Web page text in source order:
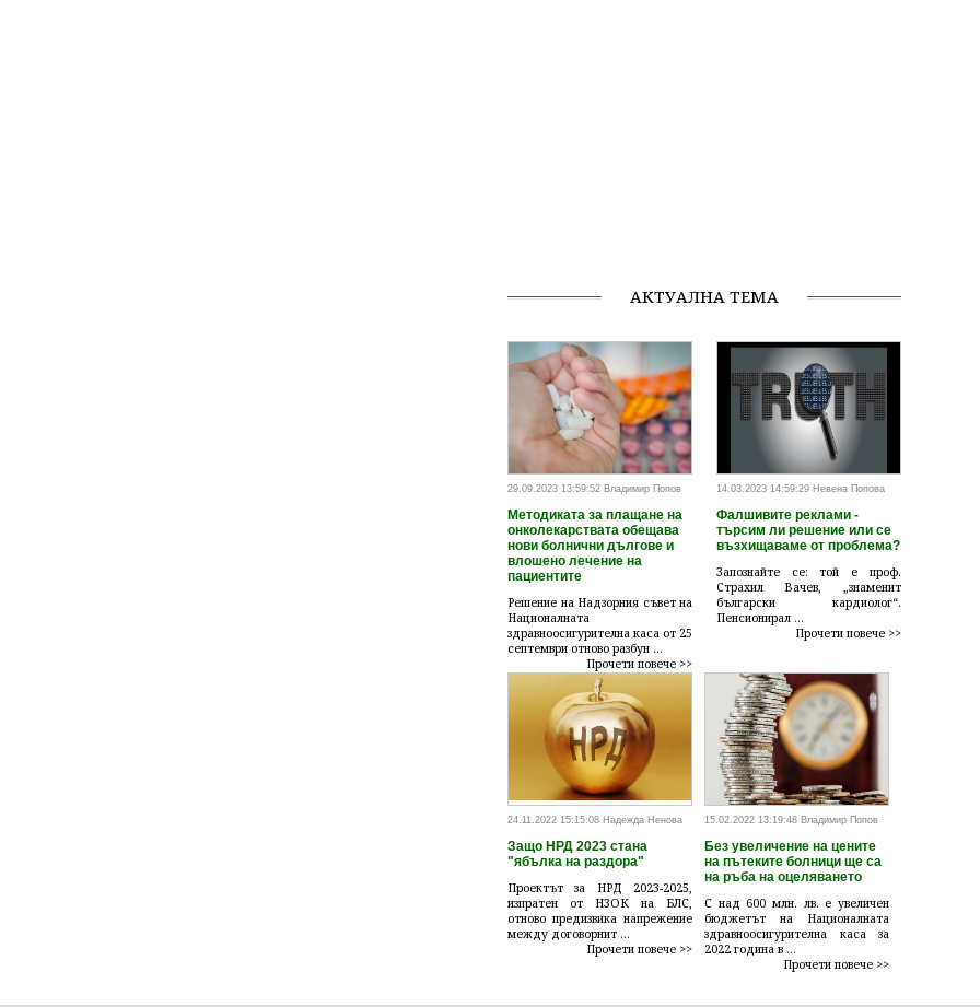
АКТУАЛНА ТЕМА
29.09.2023 13:59:52 Владимир Попов
Методиката за плащане на
онколекарствата обещава
нови болнични дългове и
влошено лечение на
пациентите
Решение на Надзорния съвет на
Националната
здравноосигурителна каса от 25
септември отново разбун ...
Прочети повече >>
14.03.2023 14:59:29 Невена Попова
Фалшивите реклами -
търсим ли решение или се
възхищаваме от проблема?
Запознайте се: той е проф.
Страхил Вачев, „знаменит
български кардиолог“.
Пенсионирал ...
Прочети повече >>
24.11.2022 15:15:08 Надежда Ненова
Защо НРД 2023 стана
"ябълка на раздора"
Проектът за НРД 2023-2025,
изпратен от НЗОК на БЛС,
отново предизвика напрежение
между договорнит ...
Прочети повече >>
15.02.2022 13:19:48 Владимир Попов
Без увеличение на цените
на пътеките болници ще са
на ръба на оцеляването
С над 600 млн. лв. е увеличен
бюджетът на Националната
здравноосигурителна каса за
2022 година в ...
Прочети повече >>